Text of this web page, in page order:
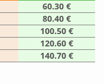
60.30 €
80.40 €
100.50 €
120.60 €
140.70 €